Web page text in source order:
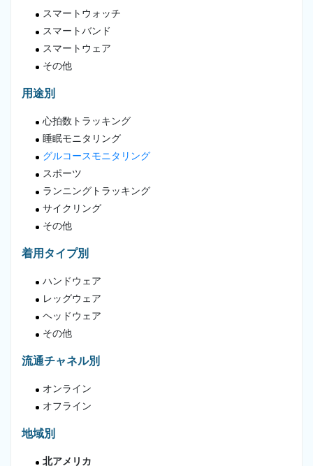
スマートウォッチ
スマートバンド
スマートウェア
その他
用途別
心拍数トラッキング
睡眠モニタリング
グルコースモニタリング
スポーツ
ランニングトラッキング
サイクリング
その他
着用タイプ別
ハンドウェア
レッグウェア
ヘッドウェア
その他
流通チャネル別
オンライン
オフライン
地域別
北アメリカ